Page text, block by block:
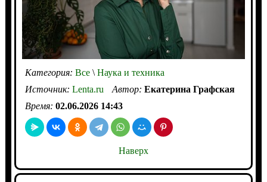
Категория: Все\Наука и техника
Источник: Lenta.ru Автор: Екатерина Графская
Время: 02.06.2026 14:43
Наверх